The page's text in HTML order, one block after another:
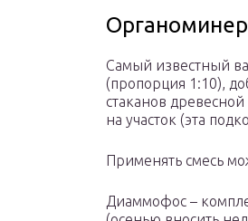
Самый известный
(пропорция 1:10),
стаканов
на участок (эта
Применять смесь
Диаммофос –